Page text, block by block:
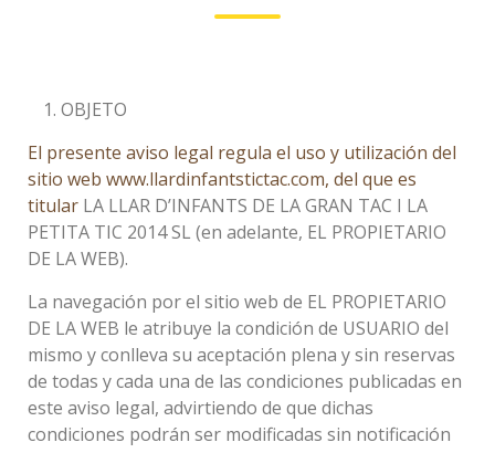
OBJETO
El presente aviso legal regula el uso y utilización del
sitio web www.llardinfantstictac.com, del que es
titular LA LLAR D’INFANTS DE LA GRAN TAC I LA
PETITA TIC 2014 SL (en adelante, EL PROPIETARIO
DE LA WEB).
La navegación por el sitio web de EL PROPIETARIO
DE LA WEB le atribuye la condición de USUARIO del
mismo y conlleva su aceptación plena y sin reservas
de todas y cada una de las condiciones publicadas en
este aviso legal, advirtiendo de que dichas
condiciones podrán ser modificadas sin notificación